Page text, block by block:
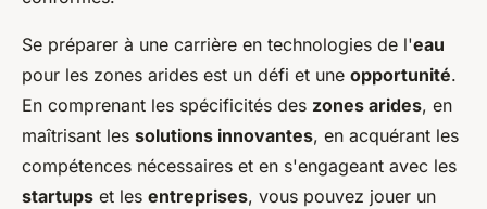
Se préparer à une carrière en technologies de l'eau
pour les zones arides est un défi et une opportunité.
En comprenant les spécificités des zones arides, en
maîtrisant les solutions innovantes, en acquérant les
compétences nécessaires et en s'engageant avec les
startups et les entreprises, vous pouvez jouer un